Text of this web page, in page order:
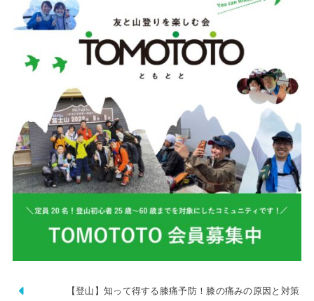
【登山】知って得する膝痛予防！膝の痛みの原因と対策